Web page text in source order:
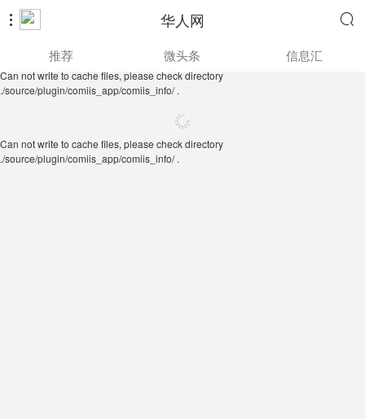
 华人网 
./source/plugin/comiis_app/comiis_info/ .
推荐 微头条 信息汇
Can not write to cache files, please check directory
./source/plugin/comiis_app/comiis_info/ .
Can not write to cache files, please check directory
./source/plugin/comiis_app/comiis_info/ .